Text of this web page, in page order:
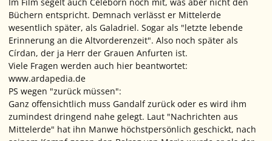
Büchern entspricht. Demnach verlässt er Mittelerde
wesentlich später, als Galadriel. Sogar als "letzte lebende
Erinnerung an die Altvorderenzeit". Also noch später als
Círdan, der ja Herr der Grauen Anfurten ist.
Viele Fragen werden auch hier beantwortet:
www.ardapedia.de
PS wegen "zurück müssen":
Ganz offensichtlich muss Gandalf zurück oder es wird ihm
zumindest dringend nahe gelegt. Laut "Nachrichten aus
Mittelerde" hat ihn Manwe höchstpersönlich geschickt, nach